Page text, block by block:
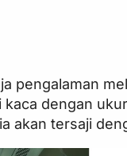
pengalaman
dengan
akan tersaji